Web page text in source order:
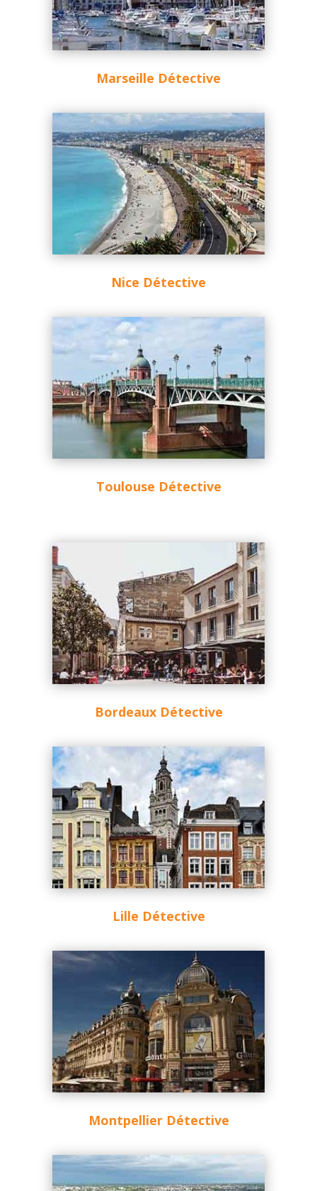
Marseille Détective
Nice Détective
Toulouse Détective
Bordeaux Détective
Lille Détective
Montpellier Détective